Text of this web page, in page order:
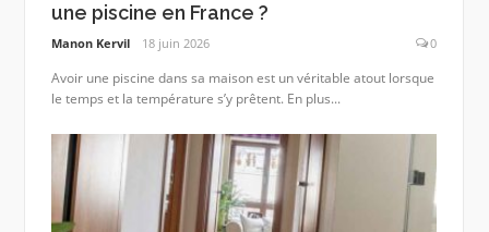
une piscine en France ?
Manon Kervil 18 juin 2026 0
Avoir une piscine dans sa maison est un véritable atout lorsque
le temps et la température s’y prêtent. En plus...